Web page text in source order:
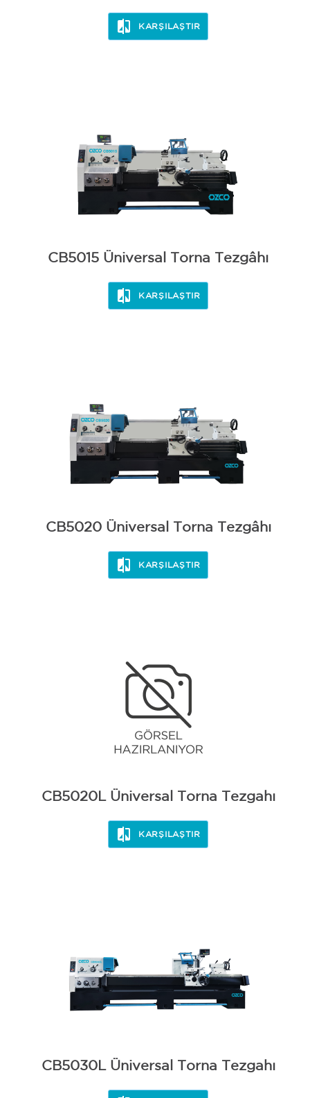
KARŞILAŞTIR
CB5015 Üniversal Torna Tezgâhı
KARŞILAŞTIR
CB5020 Üniversal Torna Tezgâhı
KARŞILAŞTIR
CB5020L Üniversal Torna Tezgahı
KARŞILAŞTIR
CB5030L Üniversal Torna Tezgahı